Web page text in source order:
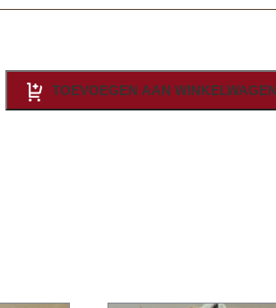
TOEVOEGEN AAN WINKELWAGEN